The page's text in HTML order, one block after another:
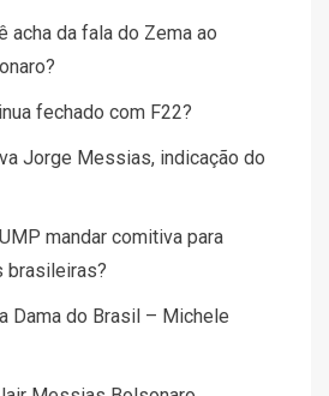
acha da fala do Zema ao
fechado com F22?
Jorge Messias, indicação do
mandar comitiva para
brasileiras?
Dama do Brasil – Michele